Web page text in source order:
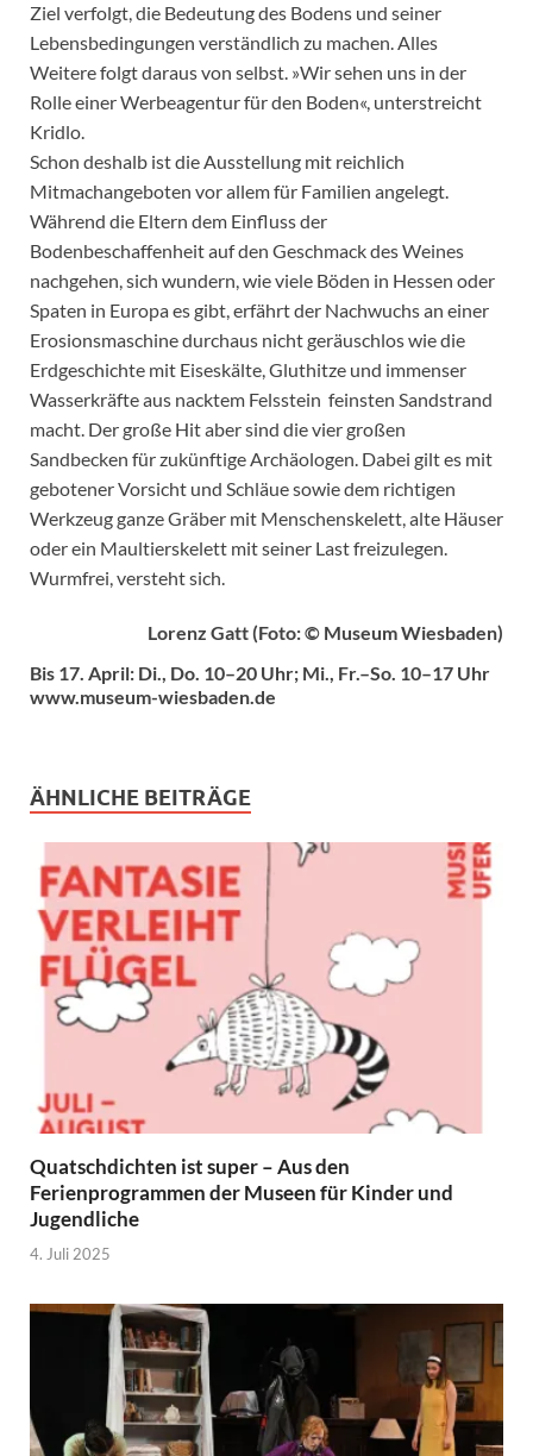
Ziel verfolgt, die Bedeutung des Bodens und seiner
Lebensbedingungen verständlich zu machen. Alles
Weitere folgt daraus von selbst. »Wir sehen uns in der
Rolle einer Werbeagentur für den Boden«, unterstreicht
Kridlo.
Schon deshalb ist die Ausstellung mit reichlich
Mitmachangeboten vor allem für Familien angelegt.
Während die Eltern dem Einfluss der
Bodenbeschaffenheit auf den Geschmack des Weines
nachgehen, sich wundern, wie viele Böden in Hessen oder
Spaten in Europa es gibt, erfährt der Nachwuchs an einer
Erosionsmaschine durchaus nicht geräuschlos wie die
Erdgeschichte mit Eiseskälte, Gluthitze und immenser
Wasserkräfte aus nacktem Felsstein feinsten Sandstrand
macht. Der große Hit aber sind die vier großen
Sandbecken für zukünftige Archäologen. Dabei gilt es mit
gebotener Vorsicht und Schläue sowie dem richtigen
Werkzeug ganze Gräber mit Menschenskelett, alte Häuser
oder ein Maultierskelett mit seiner Last freizulegen.
Wurmfrei, versteht sich.
Lorenz Gatt (Foto: © Museum Wiesbaden)
Bis 17. April: Di., Do. 10–20 Uhr; Mi., Fr.–So. 10–17 Uhr
www.museum-wiesbaden.de
ÄHNLICHE BEITRÄGE
Quatschdichten ist super – Aus den
Ferienprogrammen der Museen für Kinder und
Jugendliche
4. Juli 2025